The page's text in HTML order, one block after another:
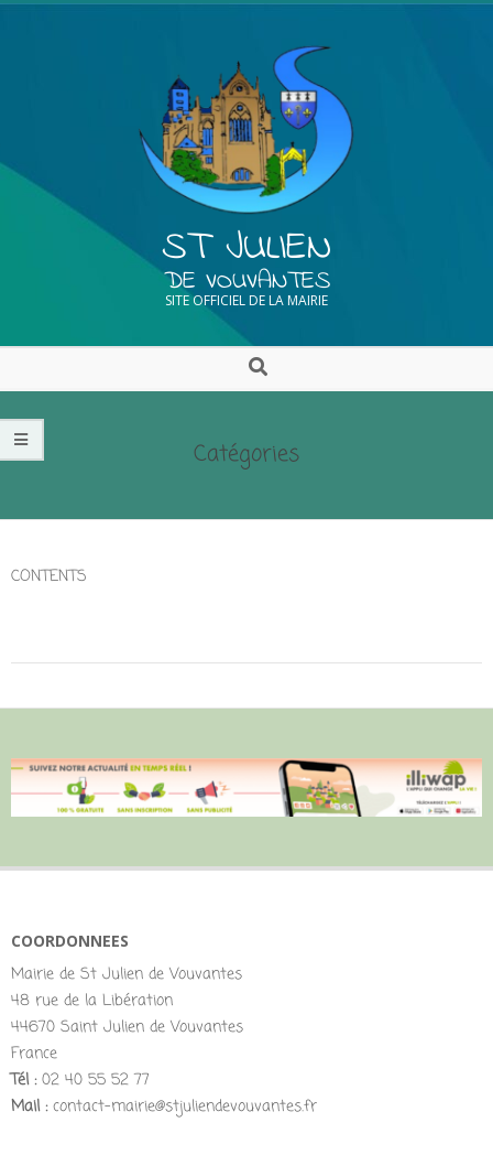
ST JULIEN
DE VOUVANTES
SITE OFFICIEL DE LA MAIRIE
Catégories
CONTENTS
COORDONNEES
Mairie de St Julien de Vouvantes
48 rue de la Libération
44670 Saint Julien de Vouvantes
France
Tél :02 40 55 52 77
Mail :contact-mairie@stjuliendevouvantes.fr